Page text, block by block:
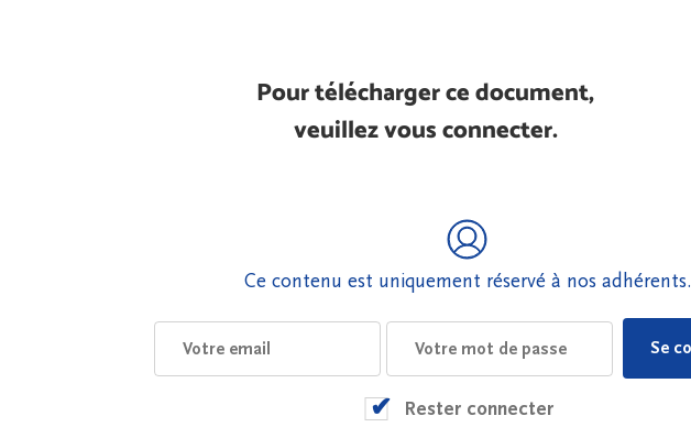
Pour télécharger ce document,
veuillez vous connecter.
Ce contenu est uniquement réservé à nos adhérents.
Rester connecter